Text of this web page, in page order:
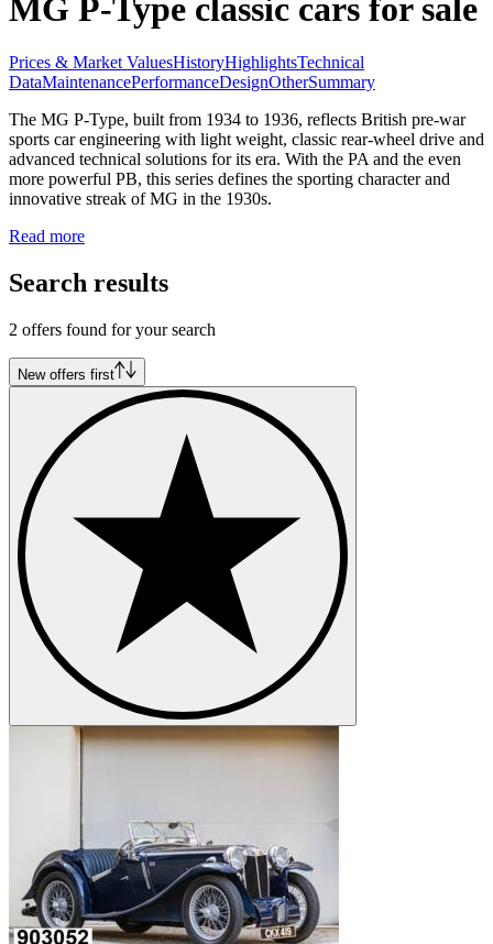
MG P-Type classic cars for sale
Prices & Market ValuesHistoryHighlightsTechnical
DataMaintenancePerformanceDesignOtherSummary
The MG P-Type, built from 1934 to 1936, reflects British pre-war
sports car engineering with light weight, classic rear-wheel drive and
advanced technical solutions for its era. With the PA and the even
more powerful PB, this series defines the sporting character and
innovative streak of MG in the 1930s.
Read more
Search results
2 offers found for your search
New offers first